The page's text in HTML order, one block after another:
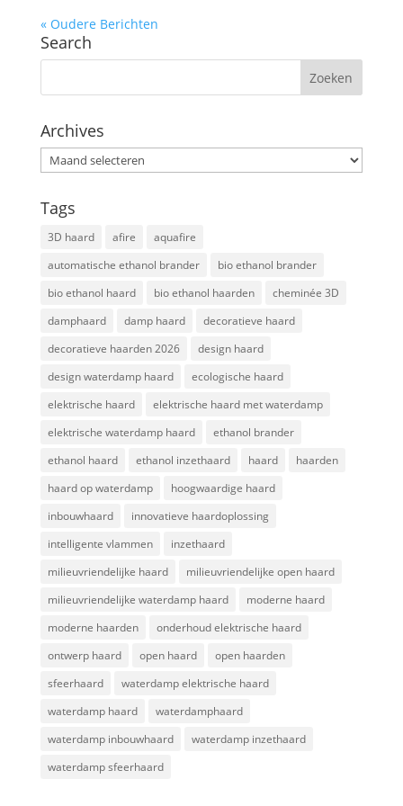
« Oudere Berichten
Search
Archives
Archives
Tags
3D haard afire
aquafire
automatische ethanol brander
bio ethanol brander
bio ethanol haard
bio ethanol haarden
cheminée 3D
damphaard
damp haard
decoratieve haard
decoratieve haarden 2026
design haard
design waterdamp haard
ecologische haard
elektrische haard
elektrische haard met waterdamp
elektrische waterdamp haard
ethanol brander
ethanol haard
ethanol inzethaard haard
haarden
haard op waterdamp
hoogwaardige haard
inbouwhaard
innovatieve haardoplossing
intelligente vlammen
inzethaard
milieuvriendelijke haard
milieuvriendelijke open haard
milieuvriendelijke waterdamp haard
moderne haard
moderne haarden
onderhoud elektrische haard
ontwerp haard
open haard
open haarden
sfeerhaard
waterdamp elektrische haard
waterdamp haard
waterdamphaard
waterdamp inbouwhaard
waterdamp inzethaard
waterdamp sfeerhaard